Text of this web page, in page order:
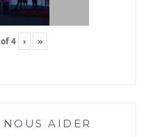
of4 › »
AIDER